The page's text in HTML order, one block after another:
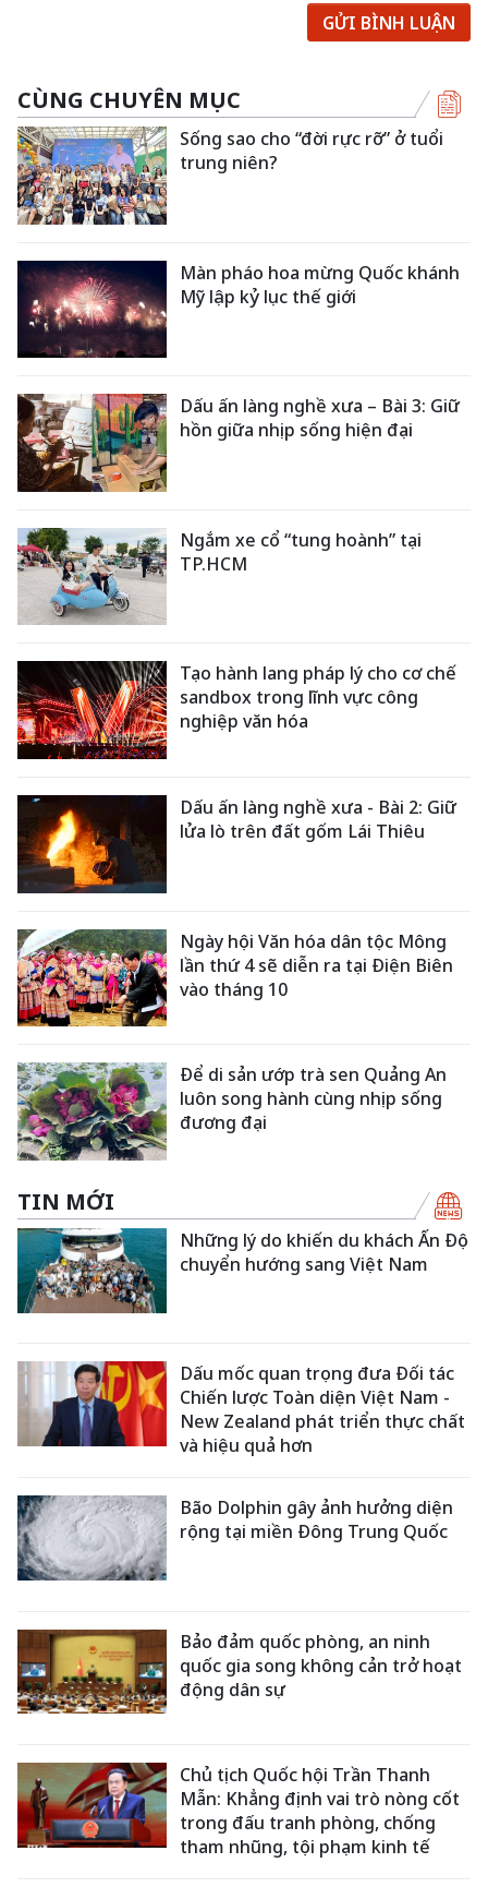
GỬI BÌNH LUẬN
CÙNG CHUYÊN MỤC
Sống sao cho “đời rực rỡ” ở tuổi
trung niên?
Màn pháo hoa mừng Quốc khánh
Mỹ lập kỷ lục thế giới
Dấu ấn làng nghề xưa – Bài 3: Giữ
hồn giữa nhịp sống hiện đại
Ngắm xe cổ “tung hoành” tại
TP.HCM
Tạo hành lang pháp lý cho cơ chế
sandbox trong lĩnh vực công
nghiệp văn hóa
Dấu ấn làng nghề xưa - Bài 2: Giữ
lửa lò trên đất gốm Lái Thiêu
Ngày hội Văn hóa dân tộc Mông
lần thứ 4 sẽ diễn ra tại Điện Biên
vào tháng 10
Để di sản ướp trà sen Quảng An
luôn song hành cùng nhịp sống
đương đại
TIN MỚI
Những lý do khiến du khách Ấn Độ
chuyển hướng sang Việt Nam
Dấu mốc quan trọng đưa Đối tác
Chiến lược Toàn diện Việt Nam -
New Zealand phát triển thực chất
và hiệu quả hơn
Bão Dolphin gây ảnh hưởng diện
rộng tại miền Đông Trung Quốc
Bảo đảm quốc phòng, an ninh
quốc gia song không cản trở hoạt
động dân sự
Chủ tịch Quốc hội Trần Thanh
Mẫn: Khẳng định vai trò nòng cốt
trong đấu tranh phòng, chống
tham nhũng, tội phạm kinh tế